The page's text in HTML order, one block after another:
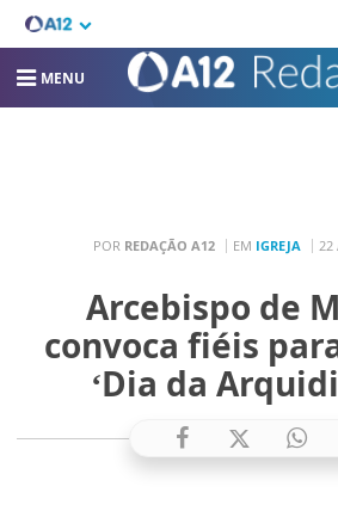
MENU
POR REDAÇÃO A12 EM IGREJA 22
Arcebispo de
convoca fiéis
‘Dia da